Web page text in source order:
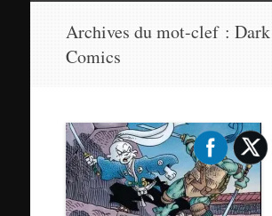
Tortuepédia
contenu
Archives du mot-clef :
Comics